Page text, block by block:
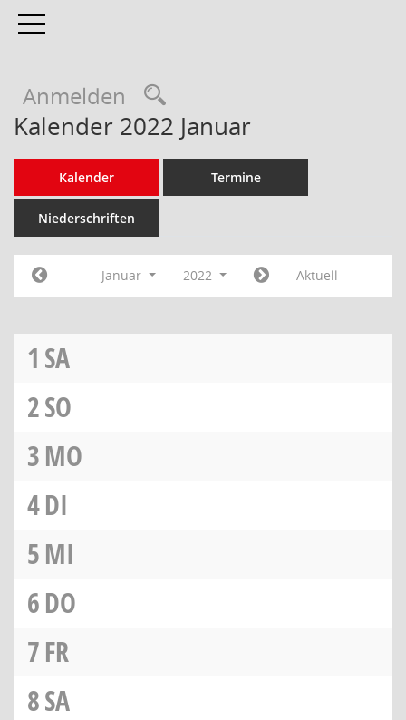
Toggle navigation
Anmelden
Kalender 2022 Januar
Kalender Termine
Niederschriften
Januar 2022 Aktuell
1 SA
2SO
3MO
4DI
5MI
6DO
7FR
8SA